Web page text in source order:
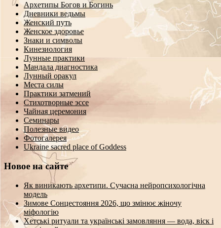
Архетипы Богов и Богинь
Дневники ведьмы
Женский путь
Женское здоровье
Знаки и символы
Кинезиология
Лунные практики
Мандала диагностика
Лунный оракул
Места силы
Практики затмений
Стихотворные эссе
Чайная церемония
Семинары
Полезные видео
Фотогалерея
Ukraine sacred place of Goddess
Новое на сайте
Як виникають архетипи. Сучасна нейропсихологічна
модель
Зимове Сонцестояння 2026, що змінює жіночу
міфологію
Хетські ритуали та українські замовляння — вода, віск і